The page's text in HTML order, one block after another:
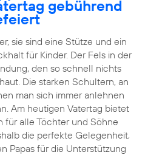
gebührend
sie sind eine Stütze und ein
für Kinder. Der Fels in der
den so schnell nichts
Die starken Schultern, an
man sich immer anlehnen
Am heutigen Vatertag bietet
für alle Töchter und Söhne
die perfekte Gelegenheit,
Papas für die Unterstützung